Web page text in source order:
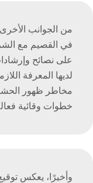
من الجوانب
في القصيم مع
على نصائح
لديها المعرفة
مخاطر ظهور
خطوات وقائية
وأخيرًا، يعكس